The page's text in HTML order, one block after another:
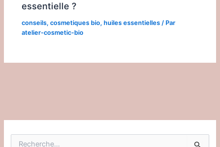
essentielle ?
conseils,cosmetiques bio,huiles essentielles / Par
atelier-cosmetic-bio